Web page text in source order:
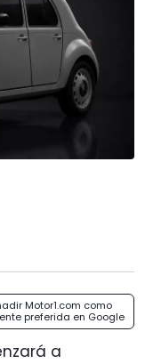
Motor1.com como
preferida en Google
a